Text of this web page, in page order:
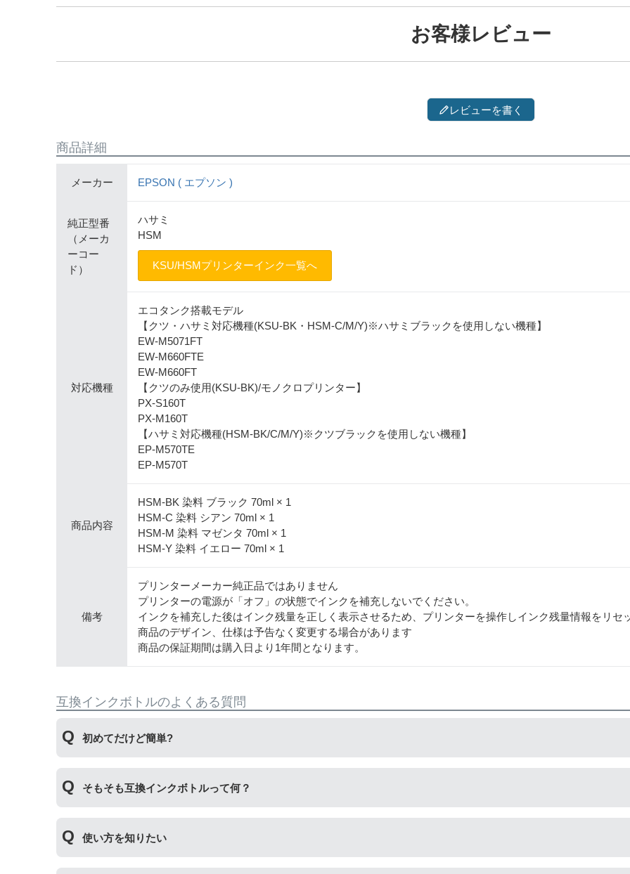
お客様レビュー
レビューを書く
商品詳細
メーカー EPSON ( エプソン )
純正型番
（メーカ
ーコー
ド）
ハサミ
HSM
KSU/HSMプリンターインク一覧へ
対応機種
エコタンク搭載モデル
【クツ・ハサミ対応機種(KSU-BK・HSM-C/M/Y)※ハサミブラックを使用しない機種】
EW-M5071FT
EW-M660FTE
EW-M660FT
【クツのみ使用(KSU-BK)/モノクロプリンター】
PX-S160T
PX-M160T
【ハサミ対応機種(HSM-BK/C/M/Y)※クツブラックを使用しない機種】
EP-M570TE
EP-M570T
商品内容
HSM-BK 染料 ブラック 70ml × 1
HSM-C 染料 シアン 70ml × 1
HSM-M 染料 マゼンタ 70ml × 1
HSM-Y 染料 イエロー 70ml × 1
備考
プリンターメーカー純正品ではありません
プリンターの電源が「オフ」の状態でインクを補充しないでください。
インクを補充した後はインク残量を正しく表示させるため、プリンターを操作しインク残量情報をリセ
商品のデザイン、仕様は予告なく変更する場合があります
商品の保証期間は購入日より1年間となります。
互換インクボトルのよくある質問
初めてだけど簡単?
とても簡単です。
そもそも互換インクボトルって何？
いただくことができます。
使い方を知りたい